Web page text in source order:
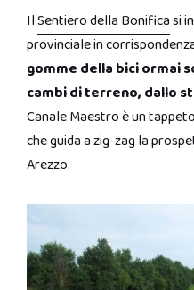
IlSentiero della Bonificasi
provinciale in
gomme della bici ormai
cambi di terreno, dallo
Canale Maestro è un
che guida a zig-zag la
Arezzo.